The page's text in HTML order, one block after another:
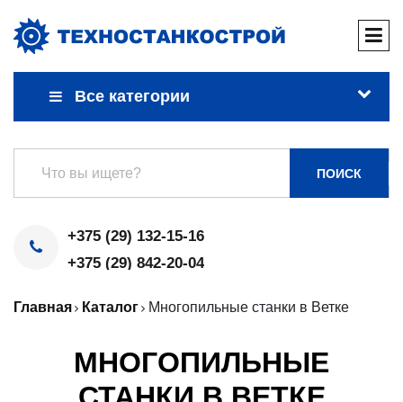
Все категории
ПОИСК
+375 (29) 132-15-16
+375 (29) 842-20-04
Главная Каталог Многопильные станки в Ветке
МНОГОПИЛЬНЫЕ